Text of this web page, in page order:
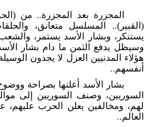
المجزرة بعد المجزرة.. من
(القبير).. المسلسل متعانق،
يستنكر، وبشار الأسد يستمر،
وسيظل يدفع الثمن ما دام بشار
هؤلاء المدنيين العزل لا يجدون
أنفسهم..
بشار الأسد أعلنها بصراحة
السوريين، وصنف السوريين إلى
لهم، ومخالفين يعلن الحرب
العالم..